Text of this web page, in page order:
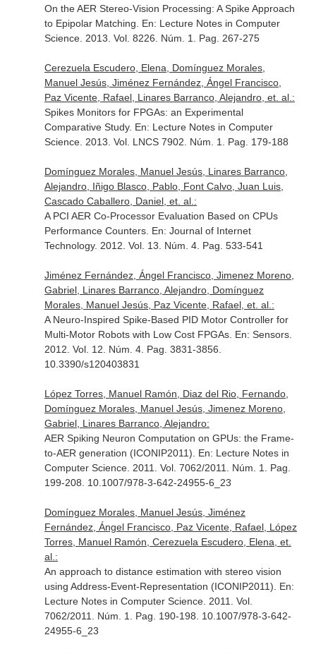
On the AER Stereo-Vision Processing: A Spike Approach
to Epipolar Matching. En: Lecture Notes in Computer
Science. 2013. Vol. 8226. Núm. 1. Pag. 267-275
Cerezuela Escudero, Elena, Domínguez Morales,
Manuel Jesús, Jiménez Fernández, Ángel Francisco,
Paz Vicente, Rafael, Linares Barranco, Alejandro, et. al.:
Spikes Monitors for FPGAs: an Experimental
Comparative Study. En: Lecture Notes in Computer
Science. 2013. Vol. LNCS 7902. Núm. 1. Pag. 179-188
Domínguez Morales, Manuel Jesús, Linares Barranco,
Alejandro, Iñigo Blasco, Pablo, Font Calvo, Juan Luis,
Cascado Caballero, Daniel, et. al.:
A PCI AER Co-Processor Evaluation Based on CPUs
Performance Counters. En: Journal of Internet
Technology. 2012. Vol. 13. Núm. 4. Pag. 533-541
Jiménez Fernández, Ángel Francisco, Jimenez Moreno,
Gabriel, Linares Barranco, Alejandro, Domínguez
Morales, Manuel Jesús, Paz Vicente, Rafael, et. al.:
A Neuro-Inspired Spike-Based PID Motor Controller for
Multi-Motor Robots with Low Cost FPGAs. En: Sensors.
2012. Vol. 12. Núm. 4. Pag. 3831-3856.
10.3390/s120403831
López Torres, Manuel Ramón, Diaz del Rio, Fernando,
Domínguez Morales, Manuel Jesús, Jimenez Moreno,
Gabriel, Linares Barranco, Alejandro:
AER Spiking Neuron Computation on GPUs: the Frame-
to-AER generation (ICONIP2011). En: Lecture Notes in
Computer Science. 2011. Vol. 7062/2011. Núm. 1. Pag.
199-208. 10.1007/978-3-642-24955-6_23
Domínguez Morales, Manuel Jesús, Jiménez
Fernández, Ángel Francisco, Paz Vicente, Rafael, López
Torres, Manuel Ramón, Cerezuela Escudero, Elena, et.
al.:
An approach to distance estimation with stereo vision
using Address-Event-Representation (ICONIP2011). En:
Lecture Notes in Computer Science. 2011. Vol.
7062/2011. Núm. 1. Pag. 190-198. 10.1007/978-3-642-
24955-6_23